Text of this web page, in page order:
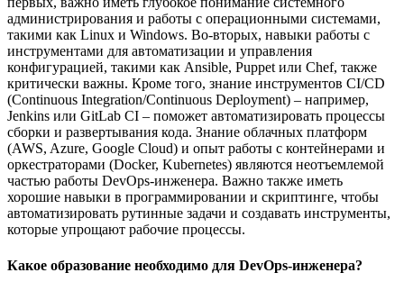
администрирования и работы с операционными системами,
такими как Linux и Windows. Во-вторых, навыки работы с
инструментами для автоматизации и управления
конфигурацией, такими как Ansible, Puppet или Chef, также
критически важны. Кроме того, знание инструментов CI/CD
(Continuous Integration/Continuous Deployment) – например,
Jenkins или GitLab CI – поможет автоматизировать процессы
сборки и развертывания кода. Знание облачных платформ
(AWS, Azure, Google Cloud) и опыт работы с контейнерами и
оркестраторами (Docker, Kubernetes) являются неотъемлемой
частью работы DevOps-инженера. Важно также иметь
хорошие навыки в программировании и скриптинге, чтобы
автоматизировать рутинные задачи и создавать инструменты,
которые упрощают рабочие процессы.
Какое образование необходимо для DevOps-инженера?